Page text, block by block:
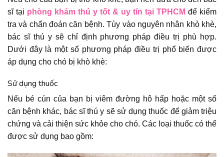
sĩ tại phòng khám thú y tốt & uy tín tại TPHCM để kiểm
tra và chẩn đoán căn bệnh. Tùy vào nguyên nhân khò khè,
bác sĩ thú y sẽ chỉ định phương pháp điều trị phù hợp.
Dưới đây là một số phương pháp điều trị phổ biến được
áp dụng cho chó bị khò khè:
Sử dụng thuốc
Nếu bé cún của bạn bị viêm đường hô hấp hoặc một số
căn bệnh khác, bác sĩ thú y sẽ sử dụng thuốc để giảm triệu
chứng và cải thiện sức khỏe cho chó. Các loại thuốc có thể
được sử dụng bao gồm: